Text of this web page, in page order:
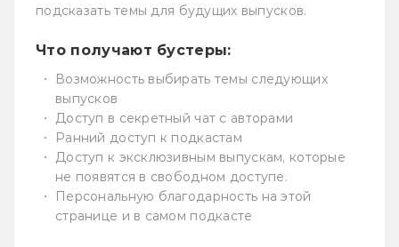
подсказать темы для будущих выпусков.
Что получают бустеры:
Возможность выбирать темы следующих
выпусков
Доступ в секретный чат с авторами
Ранний доступ к подкастам
Доступ к эксклюзивным выпускам, которые
не появятся в свободном доступе.
Персональную благодарность на этой
странице и в самом подкасте